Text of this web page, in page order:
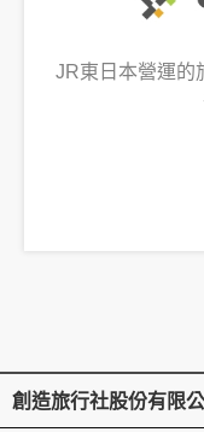
JR東日本營運的
創造旅行社股份有限